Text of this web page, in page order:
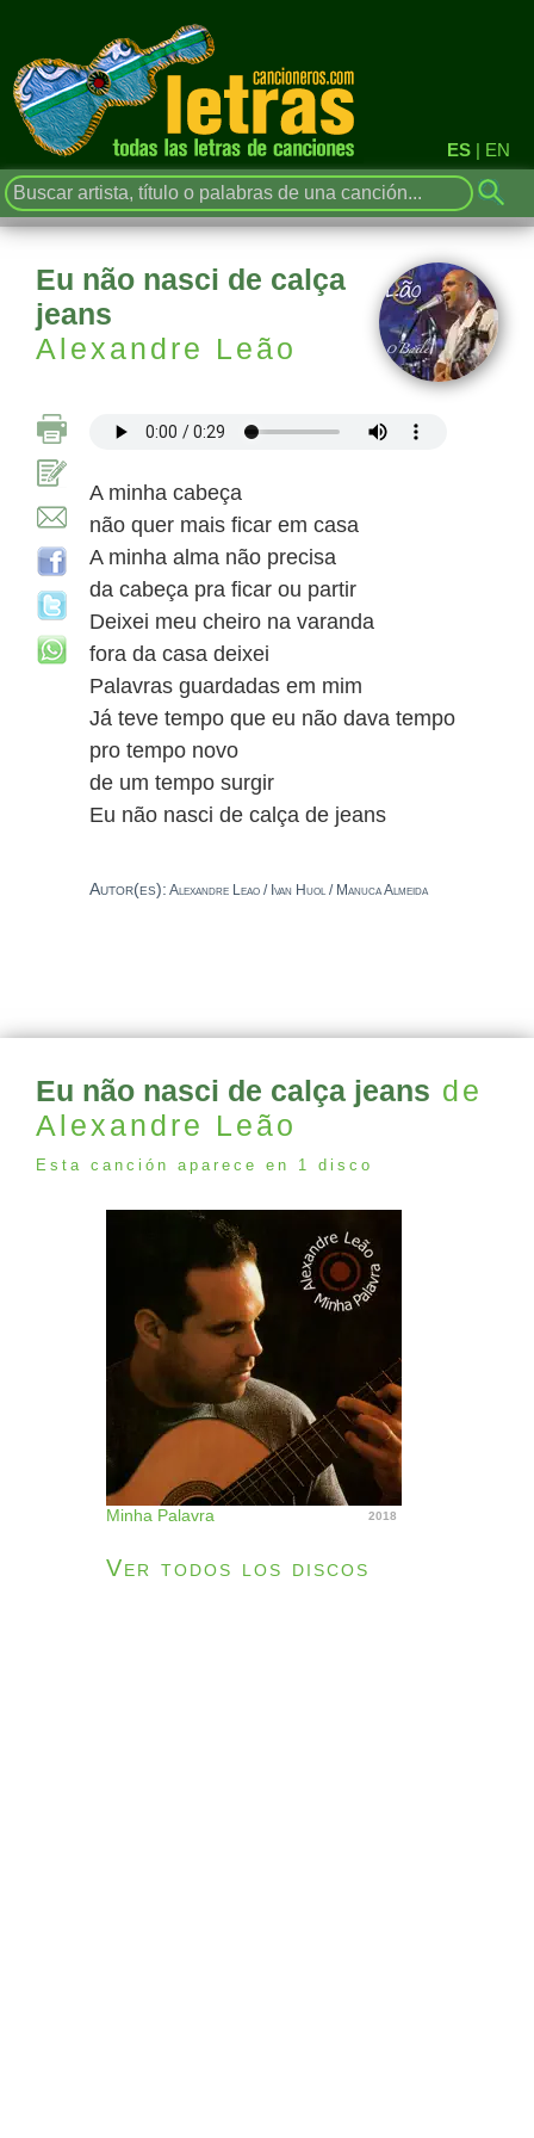
ES | EN
Eu não nasci de calça
jeans
Alexandre Leão
A minha cabeça
não quer mais ficar em casa
A minha alma não precisa
da cabeça pra ficar ou partir
Deixei meu cheiro na varanda
fora da casa deixei
Palavras guardadas em mim
Já teve tempo que eu não dava tempo
pro tempo novo
de um tempo surgir
Eu não nasci de calça de jeans
Autor(es): Alexandre Leao / Ivan Huol / Manuca Almeida
Eu não nasci de calça jeans de
Alexandre Leão
Esta canción aparece en 1 disco
Minha Palavra 2018
Ver todos los discos